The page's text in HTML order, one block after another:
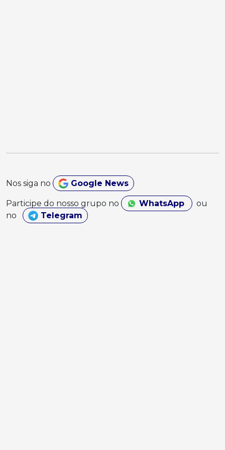
Nos siga no Google News
Participe do nosso grupo no WhatsApp
ou
no
Telegram